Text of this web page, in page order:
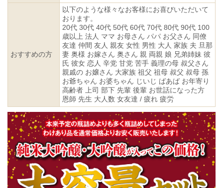
おすすめの方
以下のような様々なお客様にお喜びいただいて
おります。
20代 30代 40代 50代 60代 70代 80代 90代 100
歳以上 法人 ママ お母さん パパ お父さん 同僚
友達 仲間 友人 親友 女性 男性 大人 家族 夫 旦那
妻 奥様 お嫁さん 奥さん 親 両親 娘 兄弟姉妹 彼
氏 彼女 恋人 辛党 甘党 苦手 義理の母 叔父さん
親戚の お嬢さん 大家族 祖父 祖母 叔父 叔母 孫
お爺ちゃん お婆ちゃん じいじ ばあば お年寄り
高齢者 上司 部下 先輩 後輩 お世話になった方
恩師 先生 大人数 女友達 / 疲れ 疲労